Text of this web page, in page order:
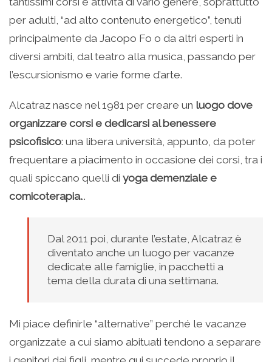
per adulti, “ad alto contenuto energetico”, tenuti
principalmente da Jacopo Fo o da altri esperti in
diversi ambiti, dal teatro alla musica, passando per
l’escursionismo e varie forme d’arte.
Alcatraz nasce nel 1981 per creare un luogo dove
organizzare corsi e dedicarsi al benessere
psicofisico: una libera università, appunto, da poter
frequentare a piacimento in occasione dei corsi, tra i
quali spiccano quelli di yoga demenziale e
comicoterapia...
Dal 2011 poi, durante l’estate, Alcatraz è
diventato anche un luogo per vacanze
dedicate alle famiglie, in pacchetti a
tema della durata di una settimana.
Mi piace definirle “alternative” perché le vacanze
organizzate a cui siamo abituati tendono a separare